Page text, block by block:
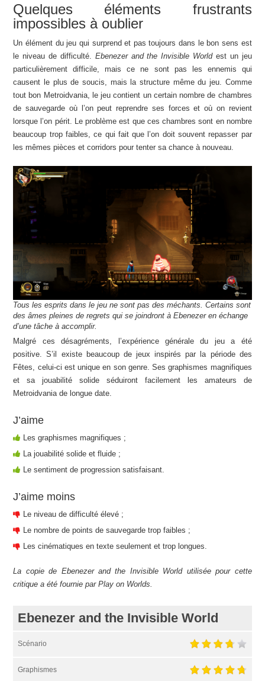
Quelques éléments frustrants
impossibles à oublier
Un élément du jeu qui surprend et pas toujours dans le bon sens est
le niveau de difficulté. Ebenezer and the Invisible Worldest un jeu
particulièrement difficile, mais ce ne sont pas les ennemis qui
causent le plus de soucis, mais la structure même du jeu. Comme
tout bon Metroidvania, le jeu contient un certain nombre de chambres
de sauvegarde où l’on peut reprendre ses forces et où on revient
lorsque l’on périt. Le problème est que ces chambres sont en nombre
beaucoup trop faibles, ce qui fait que l’on doit souvent repasser par
les mêmes pièces et corridors pour tenter sa chance à nouveau.
Tous les esprits dans le jeu ne sont pas des méchants. Certains sont
des âmes pleines de regrets qui se joindront à Ebenezer en échange
d’une tâche à accomplir.
Malgré ces désagréments, l’expérience générale du jeu a été
positive. S’il existe beaucoup de jeux inspirés par la période des
Fêtes, celui-ci est unique en son genre. Ses graphismes magnifiques
et sa jouabilité solide séduiront facilement les amateurs de
Metroidvania de longue date.
J’aime
Les graphismes magnifiques ;
La jouabilité solide et fluide ;
Le sentiment de progression satisfaisant.
J’aime moins
Le niveau de difficulté élevé ;
Le nombre de points de sauvegarde trop faibles ;
Les cinématiques en texte seulement et trop longues.
La copie de Ebenezer and the Invisible World utilisée pour cette
critique a été fournie par Play on Worlds.
Ebenezer and the Invisible World
Scénario
Graphismes